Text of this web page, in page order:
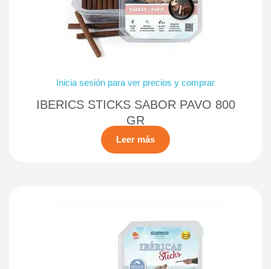
Inicia sesión para ver precios y comprar
IBERICS STICKS SABOR PAVO 800
GR
Leer más